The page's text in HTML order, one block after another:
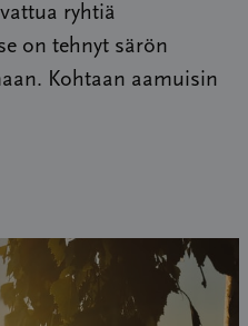
ryhtiä
on tehnyt särön
Kohtaan aamuisin